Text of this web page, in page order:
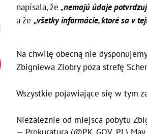
napísala, že „nemajú údaje
a že „všetky informácie, ktoré sa v
Na chwilę obecną nie
Zbigniewa Ziobry poza strefę
Wszystkie pojawiające się w tym
Niezależnie od miejsca pobytu
— Prokuratura (@PK_GOV_PL)